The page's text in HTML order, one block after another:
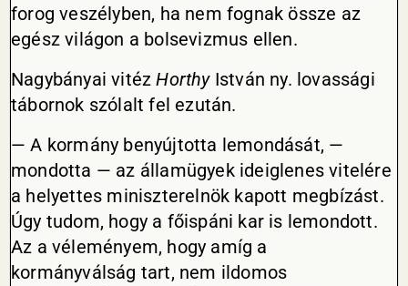
forog veszélyben, ha nem fognak össze az
egész világon a bolsevizmus ellen.
Nagybányai vitézHorthy István ny. lovassági
tábornok szólalt fel ezután.
— A kormány benyújtotta lemondását, —
mondotta — az államügyek ideiglenes vitelére
a helyettes miniszterelnök kapott megbízást.
Úgy tudom, hogy a főispáni kar is lemondott.
Az a véleményem, hogy amíg a
kormányválság tart, nem ildomos